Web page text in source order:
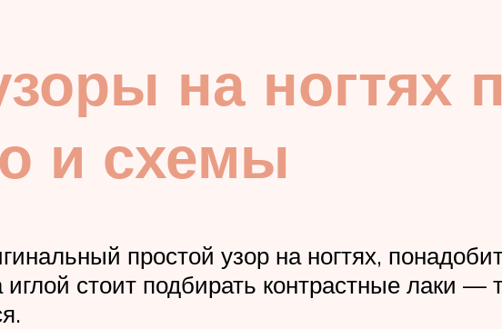
на ногтях
и схемы
простой узор на ногтях,
стоит подбирать контрастные лаки —